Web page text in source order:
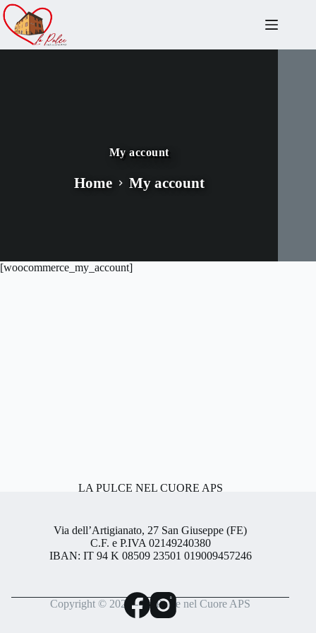
Salta
al
contenuto
My account
Home My account
[woocommerce_my_account]
LA PULCE NEL CUORE APS
Via dell’Artigianato, 27 San Giuseppe (FE)
C.F. e P.IVA 02149240380
IBAN: IT 94 K 08509 23501 019009457246
Copyright © 2026 - La Pulce nel Cuore APS